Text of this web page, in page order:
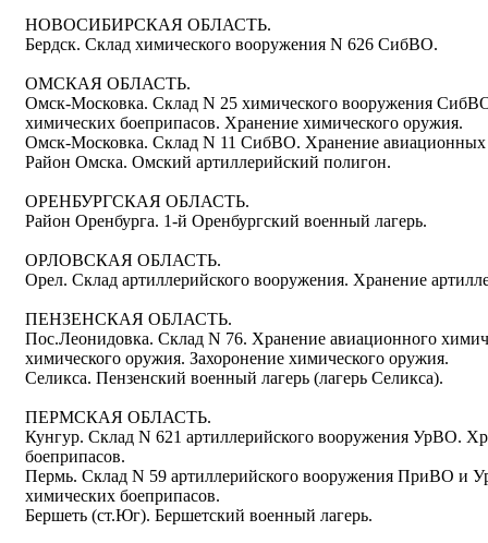
НОВОСИБИРСКАЯ ОБЛАСТЬ.
Бердск. Склад химического вооружения N 626 СибВО.
ОМСКАЯ ОБЛАСТЬ.
Омск-Московка. Склад N 25 химического вооружения
химических боеприпасов. Хранение химического оружия.
Омск-Московка. Склад N 11 СибВО. Хранение авиационных
Район Омска. Омский артиллерийский полигон.
ОРЕНБУРГСКАЯ ОБЛАСТЬ.
Район Оренбурга. 1-й Оренбургский военный лагерь.
ОРЛОВСКАЯ ОБЛАСТЬ.
Орел. Склад артиллерийского вооружения. Хранение
ПЕНЗЕНСКАЯ ОБЛАСТЬ.
Пос.Леонидовка. Склад N 76. Хранение авиационного
химического оружия. Захоронение химического оружия.
Селикса. Пензенский военный лагерь (лагерь Селикса).
ПЕРМСКАЯ ОБЛАСТЬ.
Кунгур. Склад N 621 артиллерийского вооружения УрВО.
боеприпасов.
Пермь. Склад N 59 артиллерийского вооружения ПриВО и
химических боеприпасов.
Бершеть (ст.Юг). Бершетский военный лагерь.